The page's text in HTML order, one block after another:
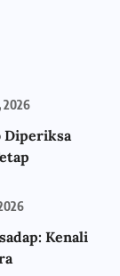
2026
Diperiksa
Kenali